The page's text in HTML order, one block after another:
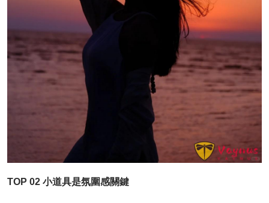
TOP 02 小道具是氛圍感關鍵